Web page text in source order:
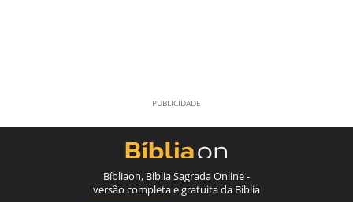
Bíbliaon, Bíblia Sagrada Online -
versão completa e gratuita da Bíblia